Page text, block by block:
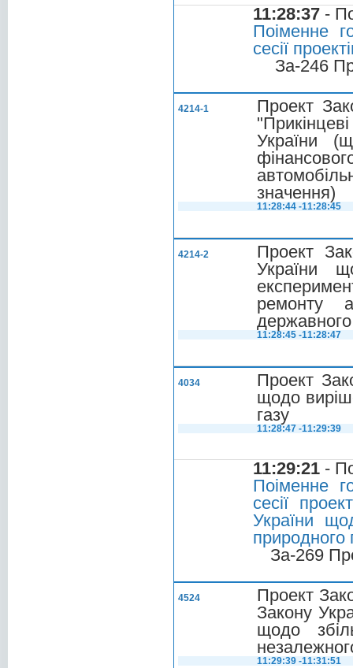
11:28:37 -
Поіменне
сесії
За-246
4214-1
Проект
України
значення)
11:28:44 -11:28:45
4214-2
Проект
України
ремонту
11:28:45 -11:28:47
4034
Проект
щодо
газу
11:28:47 -11:29:39
11:29:21 -
Поіменне
сесії
України
За-269
4524
Проект
Закону
щодо
11:29:39 -11:31:51